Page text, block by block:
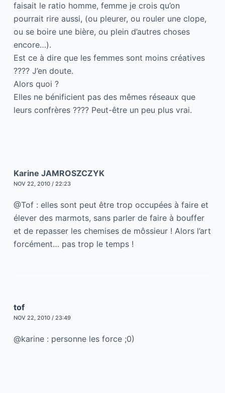
faisait le ratio homme, femme je crois qu’on
pourrait rire aussi, (ou pleurer, ou rouler une clope,
ou se boire une bière, ou plein d’autres choses
encore…).
Est ce à dire que les femmes sont moins créatives
???? J’en doute.
Alors quoi ?
Elles ne bénificient pas des mêmes réseaux que
leurs confrères ???? Peut-être un peu plus vrai.
Karine JAMROSZCZYK
NOV 22, 2010 / 22:23
@Tof : elles sont peut être trop occupées à faire et
élever des marmots, sans parler de faire à bouffer
et de repasser les chemises de môssieur ! Alors l’art
forcément… pas trop le temps !
tof
NOV 22, 2010 / 23:49
@karine : personne les force ;0)